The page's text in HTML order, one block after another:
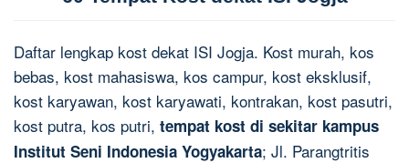
Daftar lengkap kost dekat ISI Jogja. Kost murah, kos
bebas, kost mahasiswa, kos campur, kost eksklusif,
kost karyawan, kost karyawati, kontrakan, kost pasutri,
kost putra, kos putri, tempat kost di sekitar kampus
Institut Seni Indonesia Yogyakarta; Jl. Parangtritis